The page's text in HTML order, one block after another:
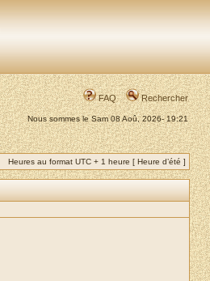
FAQ Rechercher
Nous sommes le Sam 08 Aoû, 2026- 19:21
Heures au format UTC + 1 heure [ Heure d’été ]